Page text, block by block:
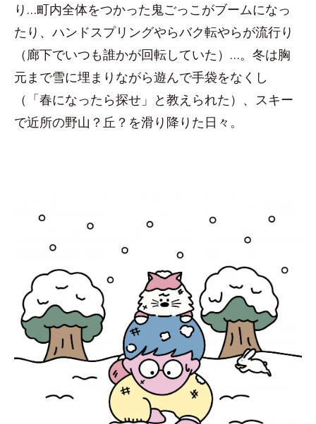
り…町内全体をつかった鬼ごっこがブームになっ
たり、ハンドスプリングやらバク転やらが流行り
（廊下でいつも誰かが回転していた）…。冬は胸
元まで雪に埋まりながら遊んで手袋をなくし
（「春になったら探せ」と教えられた）、スキー
で近所の野山？丘？を滑り降りた日々。